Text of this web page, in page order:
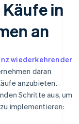
in
an
wiederkehrender
daran
anzubieten.
Schritte aus, um
implementieren: